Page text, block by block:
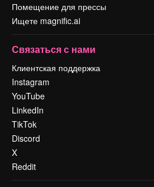
Помещение для прессы
Ищете magnific.ai
Связаться с нами
Клиентская поддержка
Instagram
YouTube
LinkedIn
TikTok
Discord
X
Reddit